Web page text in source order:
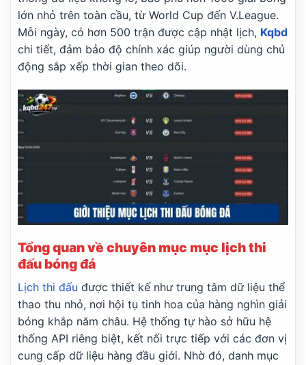
17:00
FK Zalgiris Vilnius
Hajduk Split
17:30
Beitar Jerusalem
Austria Vienna
18:00
Shelbourne
Hapoel Tel Aviv
GKS Katowice
Dunajska Streda
Borac Banja Luka
Maxline Vitebsk
18:30
Sporting Braga
18:30
Lugano
18:30
Valur Reykjavik
Nordsjaelland
18:45
Bohemians
Midtjylland
18:45
Rijeka
lớn nhỏ trên toàn cầu, từ World Cup đến V.League.
Mỗi ngày, có hơn 500 trận được cập nhật lịch, Kqbd
chi tiết, đảm bảo độ chính xác giúp người dùng chủ
động sắp xếp thời gian theo dõi.
Tổng quan về chuyên mục mục lịch thi
đấu bóng đá
Lịch thi đấu được thiết kế như trung tâm dữ liệu thể
thao thu nhỏ, nơi hội tụ tinh hoa của hàng nghìn giải
bóng khắp năm châu. Hệ thống tự hào sở hữu hệ
thống API riêng biệt, kết nối trực tiếp với các đơn vị
cung cấp dữ liệu hàng đầu giới. Nhờ đó, danh mục